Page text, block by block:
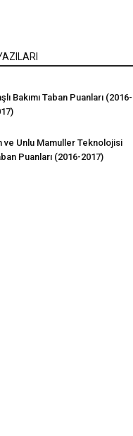
Bakımı Taban Puanları (2016-
ve Unlu Mamuller Teknolojisi
Puanları (2016-2017)